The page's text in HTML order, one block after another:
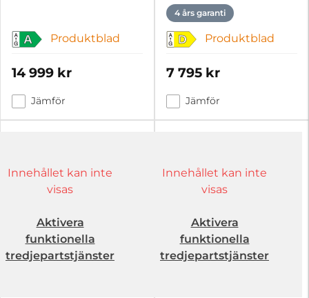
A Produktblad
14 999 kr
Jämför
4 års garanti
D Produktblad
7 795 kr
Jämför
Innehållet kan inte
visas
Aktivera
funktionella
tredjepartstjänster
Innehållet kan inte
visas
Aktivera
funktionella
tredjepartstjänster